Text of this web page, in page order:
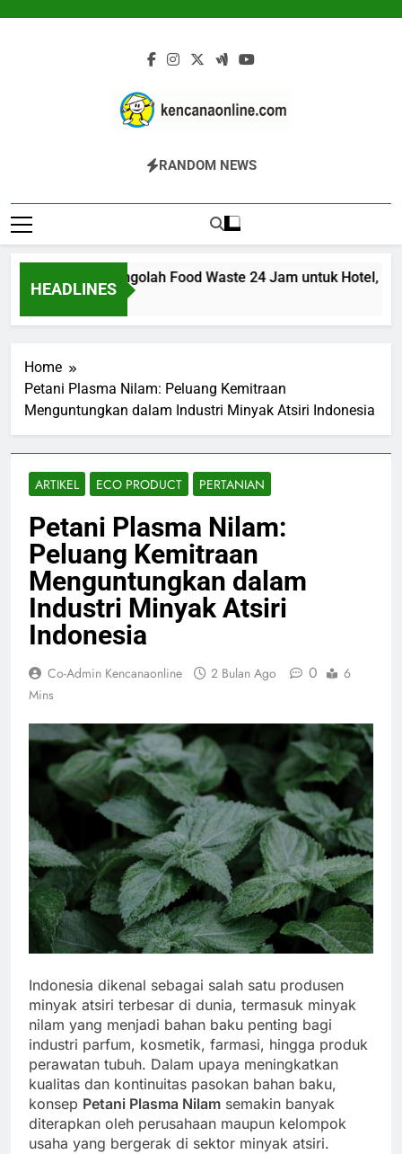
Kencana Online
Jasa Pengelolaan Sampah Kawasan
Dan Industri
RANDOM NEWS
HEADLINES
Mesin Pengolah Food Waste 24 Jam untuk Hotel,
Home
Petani Plasma Nilam: Peluang Kemitraan
Menguntungkan dalam Industri Minyak Atsiri Indonesia
ARTIKEL ECO PRODUCT PERTANIAN
Petani Plasma Nilam:
Peluang Kemitraan
Menguntungkan dalam
Industri Minyak Atsiri
Indonesia
Co-Admin Kencanaonline 2 Bulan Ago 0
6
Mins
Indonesia dikenal sebagai salah satu produsen
minyak atsiri terbesar di dunia, termasuk minyak
nilam yang menjadi bahan baku penting bagi
industri parfum, kosmetik, farmasi, hingga produk
perawatan tubuh. Dalam upaya meningkatkan
kualitas dan kontinuitas pasokan bahan baku,
konsep Petani Plasma Nilam semakin banyak
diterapkan oleh perusahaan maupun kelompok
usaha yang bergerak di sektor minyak atsiri.